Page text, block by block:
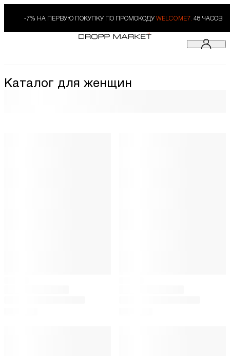
-7% НА ПЕРВУЮ ПОКУПКУ ПО ПРОМОКОДУ WELCOME7. 48 ЧАСОВ
Каталог для женщин